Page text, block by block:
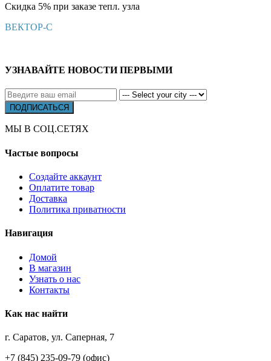
Скидка 5% при заказе тепл. узла
ВЕКТОР-С
УЗНАВАЙТЕ НОВОСТИ ПЕРВЫМИ
МЫ В СОЦ.СЕТЯХ
Частые вопросы
Создайте аккаунт
Оплатите товар
Доставка
Политика приватности
Навигация
Домой
В магазин
Узнать о нас
Контакты
Как нас найти
г. Саратов, ул. Саперная, 7
+7 (845) 235-09-79 (офис)